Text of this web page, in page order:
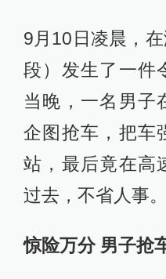
9月10日凌晨，
段）发生了一件
当晚，一名男子
企图抢车，把车
站，最后竟在高
过去，不省人事。
惊险万分 男子抢